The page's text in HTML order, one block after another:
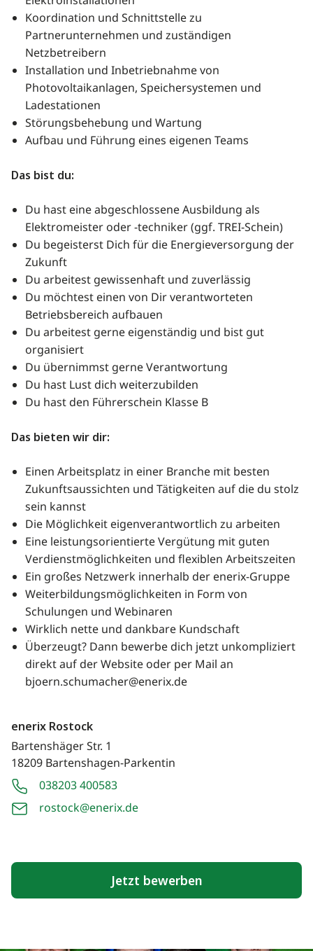
Koordination und Schnittstelle zu
Partnerunternehmen und zuständigen
Netzbetreibern
Installation und Inbetriebnahme von
Photovoltaikanlagen, Speichersystemen und
Ladestationen
Störungsbehebung und Wartung
Aufbau und Führung eines eigenen Teams
Das bist du:
Du hast eine abgeschlossene Ausbildung als
Elektromeister oder -techniker (ggf. TREI-Schein)
Du begeisterst Dich für die Energieversorgung der
Zukunft
Du arbeitest gewissenhaft und zuverlässig
Du möchtest einen von Dir verantworteten
Betriebsbereich aufbauen
Du arbeitest gerne eigenständig und bist gut
organisiert
Du übernimmst gerne Verantwortung
Du hast Lust dich weiterzubilden
Du hast den Führerschein Klasse B
Das bieten wir dir:
Einen Arbeitsplatz in einer Branche mit besten
Zukunftsaussichten und Tätigkeiten auf die du stolz
sein kannst
Die Möglichkeit eigenverantwortlich zu arbeiten
Eine leistungsorientierte Vergütung mit guten
Verdienstmöglichkeiten und flexiblen Arbeitszeiten
Ein großes Netzwerk innerhalb der enerix-Gruppe
Weiterbildungsmöglichkeiten in Form von
Schulungen und Webinaren
Wirklich nette und dankbare Kundschaft
Überzeugt? Dann bewerbe dich jetzt unkompliziert
direkt auf der Website oder per Mail an
bjoern.schumacher@enerix.de
enerix Rostock
Bartenshäger Str. 1
18209 Bartenshagen-Parkentin
038203 400583
rostock@enerix.de